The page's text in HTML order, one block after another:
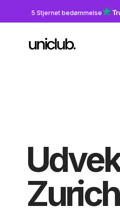
5 Stjernet bedømmelse
Zurich